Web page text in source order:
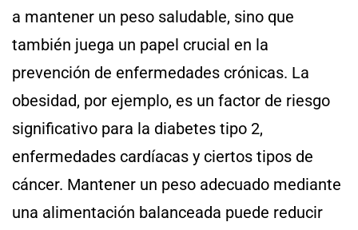
a mantener un peso saludable, sino que
también juega un papel crucial en la
prevención de enfermedades crónicas. La
obesidad, por ejemplo, es un factor de riesgo
significativo para la diabetes tipo 2,
enfermedades cardíacas y ciertos tipos de
cáncer. Mantener un peso adecuado mediante
una alimentación balanceada puede reducir